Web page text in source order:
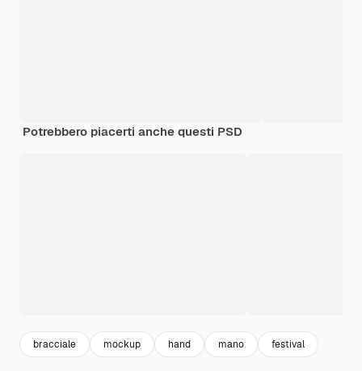
Potrebbero piacerti anche questi PSD
bracciale mockup hand mano festival